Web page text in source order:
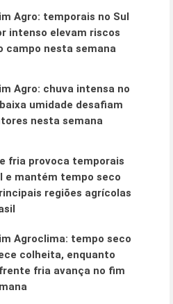
Agro: temporais no Sul
intenso elevam riscos
campo nesta semana
Agro: chuva intensa no
umidade desafiam
nesta semana
fria provoca temporais
e mantém tempo seco
regiões agrícolas
Agroclima: tempo seco
colheita, enquanto
fria avança no fim